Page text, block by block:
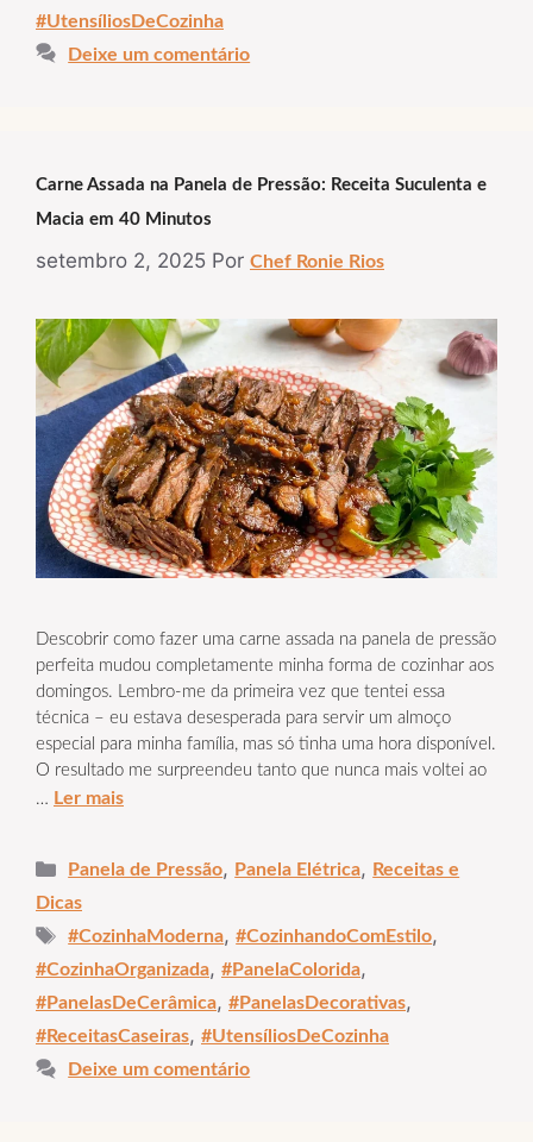
#UtensíliosDeCozinha
Deixe um comentário
Carne Assada na Panela de Pressão: Receita Suculenta e
Macia em 40 Minutos
setembro 2, 2025 Por Chef Ronie Rios
Descobrir como fazer uma carne assada na panela de pressão
perfeita mudou completamente minha forma de cozinhar aos
domingos. Lembro-me da primeira vez que tentei essa
técnica – eu estava desesperada para servir um almoço
especial para minha família, mas só tinha uma hora disponível.
O resultado me surpreendeu tanto que nunca mais voltei ao
… Ler mais
Categorias
Panela de Pressão, Panela Elétrica, Receitas e
Dicas
Tags
#CozinhaModerna,#CozinhandoComEstilo,
#CozinhaOrganizada, #PanelaColorida,
#PanelasDeCerâmica, #PanelasDecorativas,
#ReceitasCaseiras, #UtensíliosDeCozinha
Deixe um comentário